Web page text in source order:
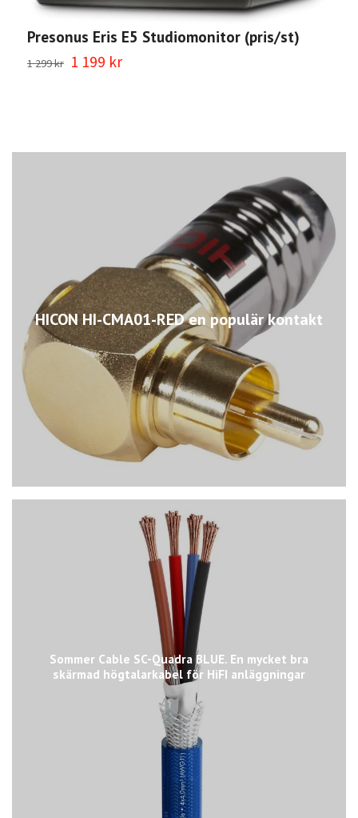
HICON HI-CMA01-RED en populär kontakt
Sommer Cable SC-Quadra BLUE. En mycket bra
skärmad högtalarkabel för HiFI anläggningar
Presonus Eris E5 Studiomonitor (pris/st)
1 299 kr 1 199 kr